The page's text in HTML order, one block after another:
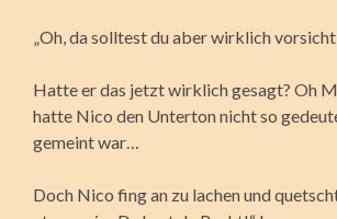
„Oh, da solltest du aber wirklich
Hatte er das jetzt wirklich gesagt? Oh
hatte Nico den Unterton nicht so
gemeint war…
Doch Nico fing an zu lachen und